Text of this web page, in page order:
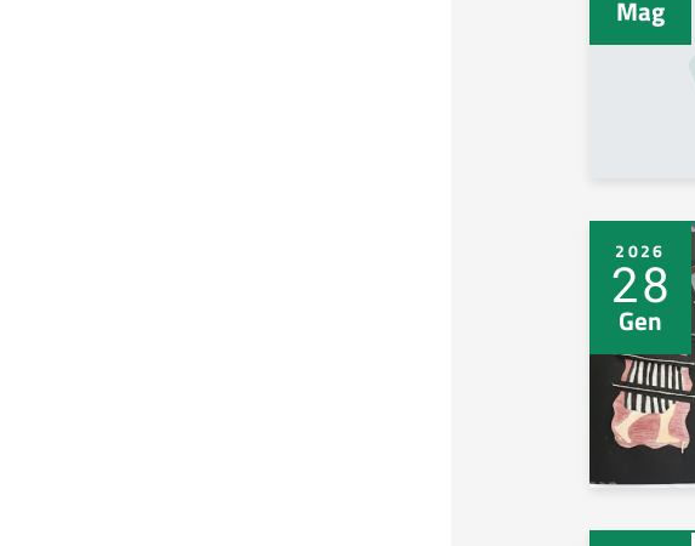
Mag
2026
28
Gen